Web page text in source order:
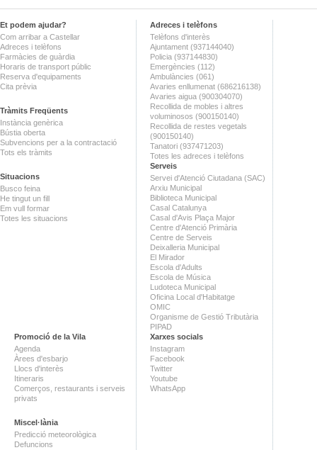
Et podem ajudar?
Com arribar a Castellar
Adreces i telèfons
Farmàcies de guàrdia
Horaris de transport públic
Reserva d'equipaments
Cita prèvia
Tràmits Freqüents
Instància genèrica
Bústia oberta
Subvencions per a la contractació
Tots els tràmits
Situacions
Busco feina
He tingut un fill
Em vull formar
Totes les situacions
Adreces i telèfons
Telèfons d'interès
Ajuntament (937144040)
Policia (937144830)
Emergències (112)
Ambulàncies (061)
Avaries enllumenat (686216138)
Avaries aigua (900304070)
Recollida de mobles i altres
voluminosos (900150140)
Recollida de restes vegetals
(900150140)
Tanatori (937471203)
Totes les adreces i telèfons
Serveis
Servei d'Atenció Ciutadana (SAC)
Arxiu Municipal
Biblioteca Municipal
Casal Catalunya
Casal d'Avis Plaça Major
Centre d'Atenció Primària
Centre de Serveis
Deixalleria Municipal
El Mirador
Escola d'Adults
Escola de Música
Ludoteca Municipal
Oficina Local d'Habitatge
OMIC
Organisme de Gestió Tributària
PIPAD
Promoció de la Vila
Agenda
Àrees d'esbarjo
Llocs d'interès
Itineraris
Comerços, restaurants i serveis
privats
Miscel·lània
Predicció meteorològica
Defuncions
Xarxes socials
Instagram
Facebook
Twitter
Youtube
WhatsApp